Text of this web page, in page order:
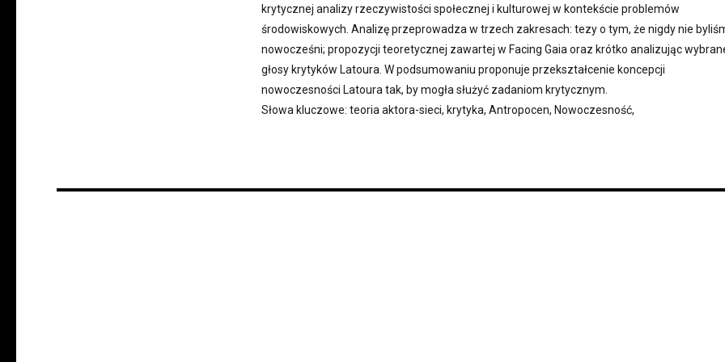
krytycznej analizy rzeczywistości społecznej i kulturowej w kontekście problemów
środowiskowych. Analizę przeprowadza w trzech zakresach: tezy o tym, że nigdy nie
nowocześni; propozycji teoretycznej zawartej w Facing Gaia oraz krótko analizując
głosy krytyków Latoura. W podsumowaniu proponuje przekształcenie koncepcji
nowoczesności Latoura tak, by mogła służyć zadaniom krytycznym.
Słowa kluczowe: teoria aktora-sieci, krytyka, Antropocen, Nowoczesność,